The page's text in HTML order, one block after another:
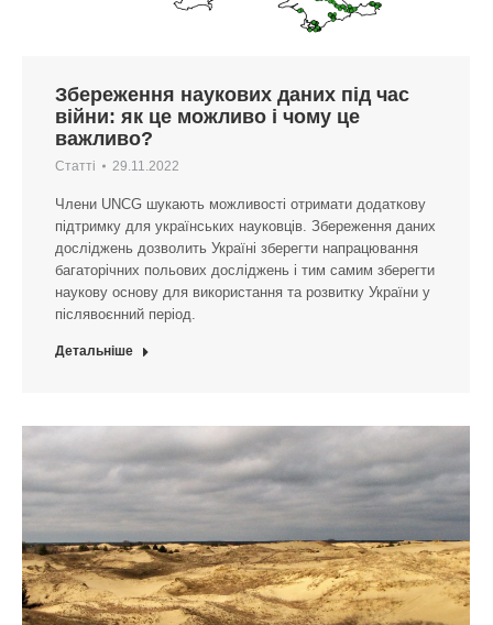
Збереження наукових даних під час
війни: як це можливо і чому це
важливо?
Статті 29.11.2022
Члени UNCG шукають можливості отримати додаткову
підтримку для українських науковців. Збереження даних
досліджень дозволить Україні зберегти напрацювання
багаторічних польових досліджень і тим самим зберегти
наукову основу для використання та розвитку України у
післявоєнний період.
Детальніше